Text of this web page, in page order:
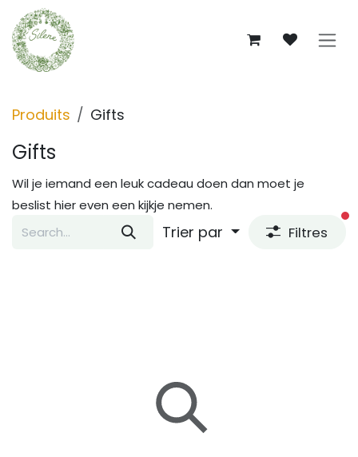
Se rendre au contenu
Produits Gifts
Gifts
Wil je iemand een leuk cadeau doen dan moet je
beslist hier even een kijkje nemen.
Trier par Filtres